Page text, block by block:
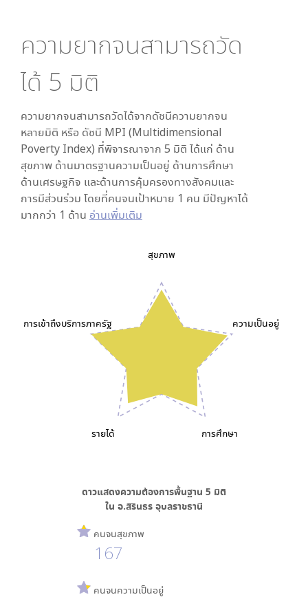
ความยากจนสามารถวัด
ได้ 5 มิติ
ความยากจนสามารถวัดได้จากดัชนีความยากจน
หลายมิติ หรือ ดัชนี MPI (Multidimensional
Poverty Index) ที่พิจารณาจาก 5 มิติ ได้แก่ ด้าน
สุขภาพ ด้านมาตรฐานความเป็นอยู่ ด้านการศึกษา
ด้านเศรษฐกิจ และด้านการคุ้มครองทางสังคมและ
การมีส่วนร่วม โดยที่คนจนเป้าหมาย 1 คน มีปัญหาได้
มากกว่า 1 ด้าน อ่านเพิ่มเติม
สุขภาพ
ความเป็นอยู่
การศึกษา
รายได้
การเข้าถึงบริการภาครัฐ
ดาวแสดงความต้องการพื้นฐาน 5 มิติ
ใน อ.สิรินธร อุบลราชธานี
คนจนสุขภาพ
167
คนจนความเป็นอยู่